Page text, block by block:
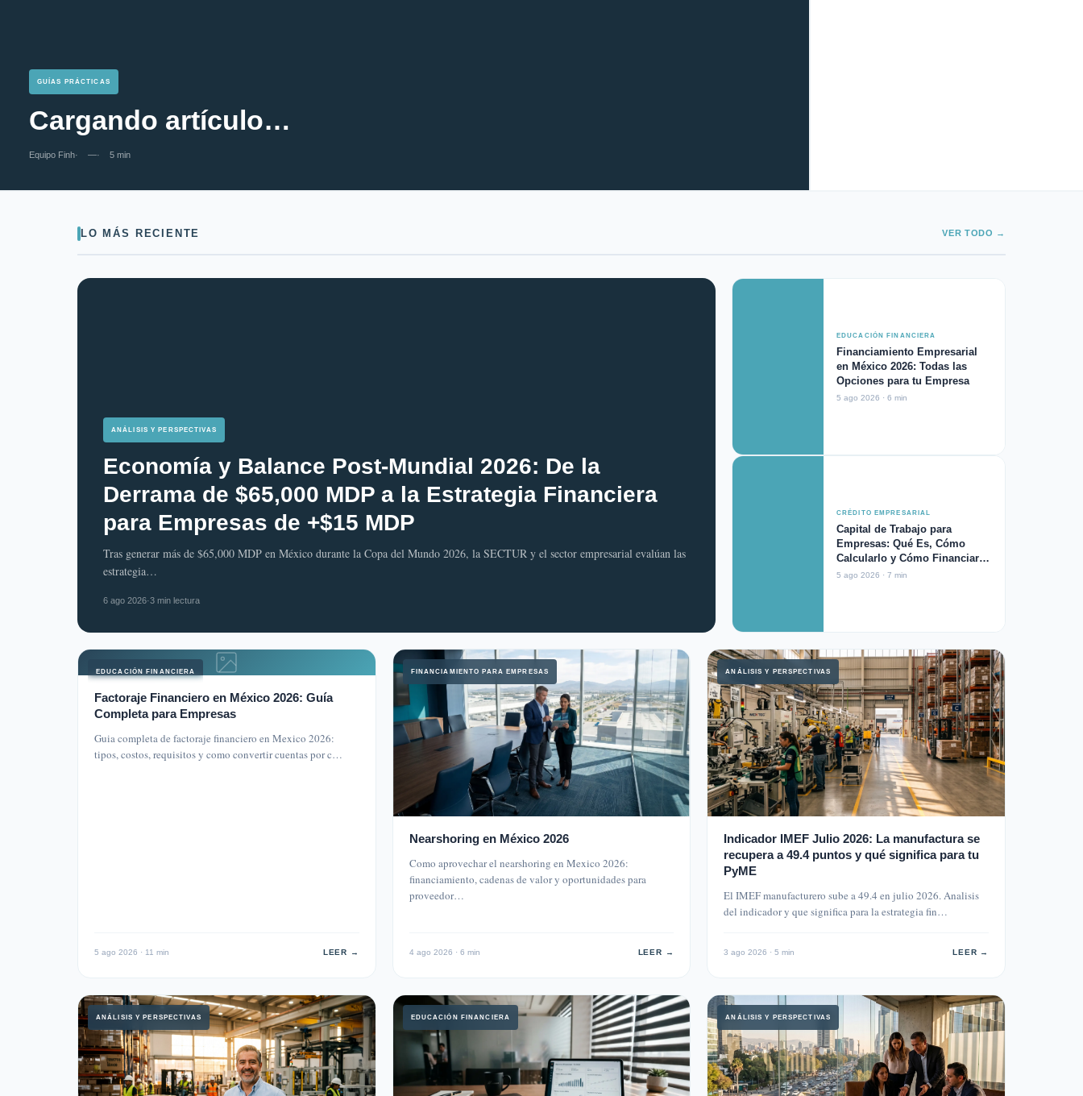
GUÍAS PRÁCTICAS
Cargando artículo…
Equipo Finh — 5 min
LO MÁS RECIENTE VER TODO →
ANÁLISIS Y PERSPECTIVAS
Economía y Balance Post-Mundial 2026: De la
Derrama de $65,000 MDP a la Estrategia Financiera
para Empresas de +$15 MDP
Tras generar más de $65,000 MDP en México durante la Copa del Mundo 2026, la SECTUR y el sector empresarial evalúan las
estrategia…
6 ago 2026·3 min lectura
EDUCACIÓN FINANCIERA
Financiamiento Empresarial
en México 2026: Todas las
Opciones para tu Empresa
5 ago 2026 · 6 min
CRÉDITO EMPRESARIAL
Capital de Trabajo para
Empresas: Qué Es, Cómo
Calcularlo y Cómo Financiarlo
en 2026
5 ago 2026 · 7 min
EDUCACIÓN FINANCIERA
Factoraje Financiero en México 2026: Guía
Completa para Empresas
Guia completa de factoraje financiero en Mexico 2026:
tipos, costos, requisitos y como convertir cuentas por c…
5 ago 2026 · 11 min LEER →
FINANCIAMIENTO PARA EMPRESAS
Nearshoring en México 2026
Como aprovechar el nearshoring en Mexico 2026:
financiamiento, cadenas de valor y oportunidades para
proveedor…
4 ago 2026 · 6 min LEER →
ANÁLISIS Y PERSPECTIVAS
Indicador IMEF Julio 2026: La manufactura se
recupera a 49.4 puntos y qué significa para tu
PyME
El IMEF manufacturero sube a 49.4 en julio 2026. Analisis
del indicador y que significa para la estrategia fin…
3 ago 2026 · 5 min LEER →
ANÁLISIS Y PERSPECTIVAS EDUCACIÓN FINANCIERA ANÁLISIS Y PERSPECTIVAS